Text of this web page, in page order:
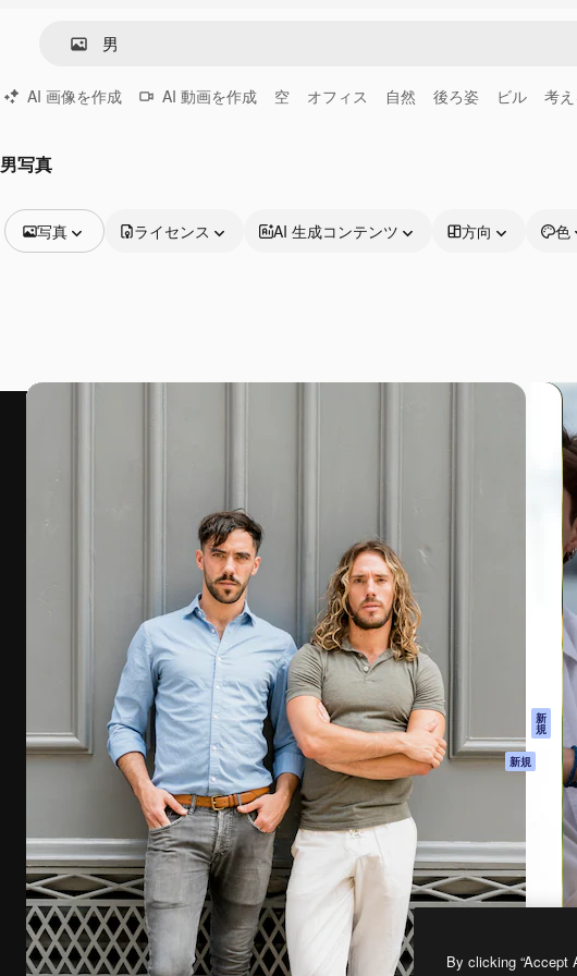
AI 画像を作成 AI 動画を作成 空 オフィス 自然 後ろ姿 ビル 考え
男写真
写真
動画
3D モデル
ライセンス AI 生成コンテンツ 方向 色
最高のクリエイティブ制作を導くためのプラ
ットフォーム。クリエイター、企業、代理
店、スタジオを含む100万人以上が利用して
日本語
AI アシスタント
AI 動画生成ツール
AI 音声合成ツール
ストックコンテン
ツ
Claude/ChatGPT
向けMCP
新
規
エージェント 新規
すべてのMagnificツ
ール
Copyright © 2010- 2026Freepik Company S.L.U. 無断複写・転載を禁じます
By clicking “Accept